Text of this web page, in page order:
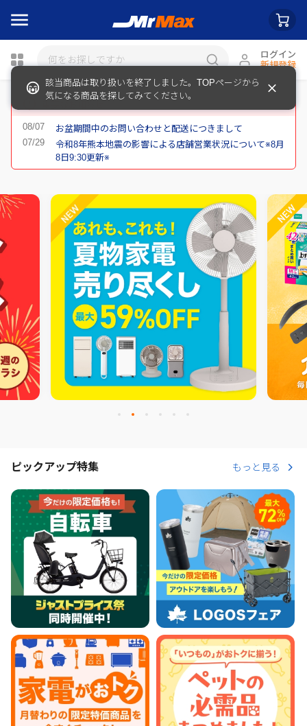
ログイン
新規登録
お盆期間中のお問い合わせと配送につきまして
令和8年熊本地震の影響による店舗営業状況について※8月
8日9:30更新※
ピックアップ特集 もっと見る
該当商品は取り扱いを終了しました。TOPページから
気になる商品を探してみてください。